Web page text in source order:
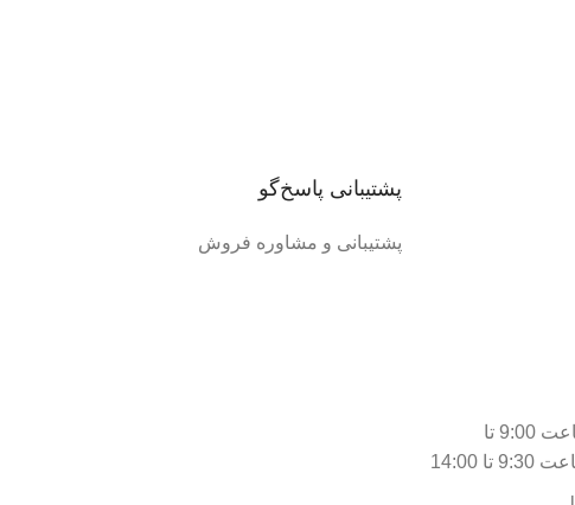
پشتیبانی پاسخ‌گو
پشتیبانی و مشاوره فروش
شنبه تا چهارشنبه از ساعت 9:00 تا